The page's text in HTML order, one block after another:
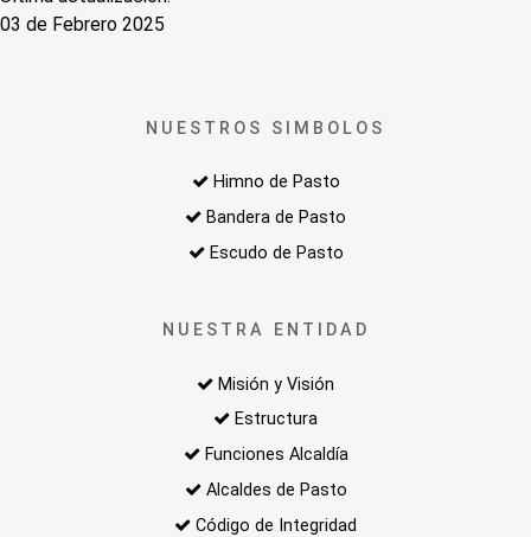
03 de Febrero 2025
NUESTROS SIMBOLOS
Himno de Pasto
Bandera de Pasto
Escudo de Pasto
NUESTRA ENTIDAD
Misión y Visión
Estructura
Funciones Alcaldía
Alcaldes de Pasto
Código de Integridad